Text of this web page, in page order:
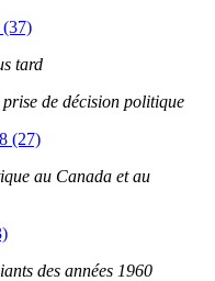
(37)
tard
prise de décision politique
(27)
au Canada et au
des années 1960